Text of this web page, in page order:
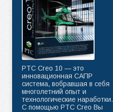
PTC Creo 10 — это
инновационная САПР
система, вобравшая в себя
многолетний опыт и
технологические наработки.
C помощью PTC Creo Вы